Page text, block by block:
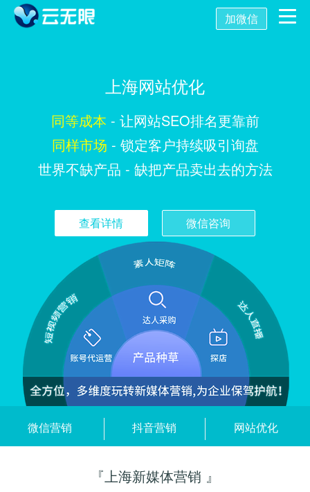
加微信
网站优化
托管代运营
舆情监控
H5制作营销
公众号开发
小程序开发
APP开发
物联网开发
SEO优化
百度SEO诊断
网站优化方案
关键词优化
SEO优化顾问
谷歌SEO优化
SEO技术
SEO优化诊断
SEO基础优化
关键词排名
SEO标签设置
SEO思维与策略
关于我们
管理团队
加入我们
招商加盟
联系我们
上海网站优化
同等成本 - 让网站SEO排名更靠前
同样市场 - 锁定客户持续吸引询盘
世界不缺产品 - 缺把产品卖出去的方法
查看详情 微信咨询
微信营销 抖音营销 网站优化
『上海新媒体营销 』